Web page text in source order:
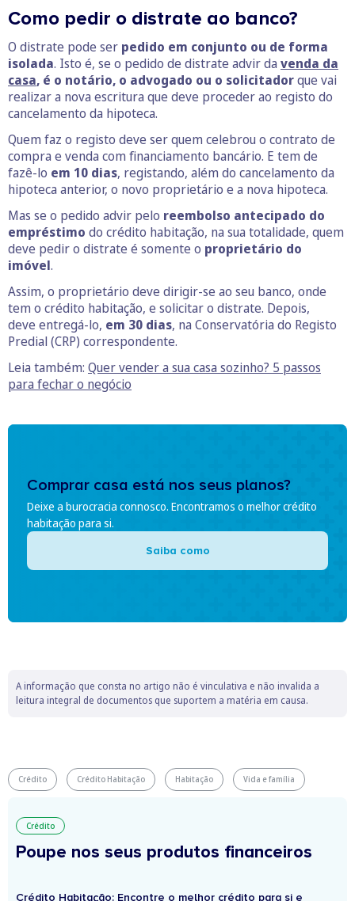
Como pedir o distrate ao banco?
O distrate pode ser pedido em conjunto ou de forma
isolada. Isto é, se o pedido de distrate advir da venda da
casa, é o notário, o advogado ou o solicitadorque vai
realizar a nova escritura que deve proceder ao registo do
cancelamento da hipoteca.
Quem faz o registo deve ser quem celebrou o contrato de
compra e venda com financiamento bancário. E tem de
fazê-lo em 10 dias, registando, além do cancelamento da
hipoteca anterior, o novo proprietário e a nova hipoteca.
Mas se o pedido advir pelo reembolso antecipado do
empréstimo do crédito habitação, na sua totalidade, quem
deve pedir o distrate é somente o proprietário do
imóvel.
Assim, o proprietário deve dirigir-se ao seu banco, onde
tem o crédito habitação, e solicitar o distrate. Depois,
deve entregá-lo, em 30 dias, na Conservatória do Registo
Predial (CRP) correspondente.
Leia também: Quer vender a sua casa sozinho? 5 passos
para fechar o negócio
Comprar casa está nos seus planos?
Deixe a burocracia connosco. Encontramos o melhor crédito
habitação para si.
Saiba como
A informação que consta no artigo não é vinculativa e não invalida a
leitura integral de documentos que suportem a matéria em causa.
Crédito Crédito Habitação Habitação Vida e família
Crédito
Poupe nos seus produtos financeiros
Crédito Habitação: Encontre o melhor crédito para si e